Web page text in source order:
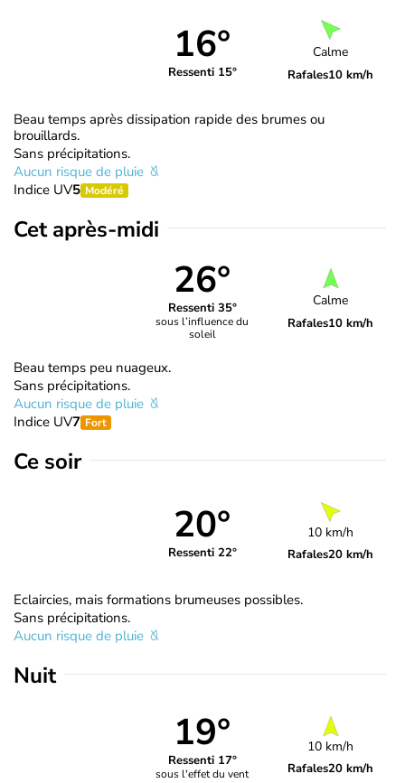
16°
Ressenti 15°
Calme
Rafales10 km/h
Beau temps après dissipation rapide des brumes ou
brouillards.
Sans précipitations.
Aucun risque de pluie
Indice UV5 Modéré
Cet après-midi
26°
Ressenti 35°
sous l’influence du
soleil
Calme
Rafales10 km/h
Beau temps peu nuageux.
Sans précipitations.
Aucun risque de pluie
Indice UV7 Fort
Ce soir
20°
Ressenti 22°
10 km/h
Rafales20 km/h
Eclaircies, mais formations brumeuses possibles.
Sans précipitations.
Aucun risque de pluie
Nuit
19°
Ressenti 17°
sous l'effet du vent
10 km/h
Rafales20 km/h